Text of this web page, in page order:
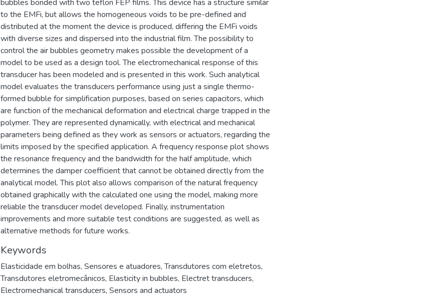
bubbles bonded with two teflon FEP films. This device has a structure similar
to the EMFi, but allows the homogeneous voids to be pre-defined and
distributed at the moment the device is produced, differing the EMFi voids
with diverse sizes and dispersed into the industrial film. The possibility to
control the air bubbles geometry makes possible the development of a
model to be used as a design tool. The electromechanical response of this
transducer has been modeled and is presented in this work. Such analytical
model evaluates the transducers performance using just a single thermo-
formed bubble for simplification purposes, based on series capacitors, which
are function of the mechanical deformation and electrical charge trapped in the
polymer. They are represented dynamically, with electrical and mechanical
parameters being defined as they work as sensors or actuators, regarding the
limits imposed by the specified application. A frequency response plot shows
the resonance frequency and the bandwidth for the half amplitude, which
determines the damper coefficient that cannot be obtained directly from the
analytical model. This plot also allows comparison of the natural frequency
obtained graphically with the calculated one using the model, making more
reliable the transducer model developed. Finally, instrumentation
improvements and more suitable test conditions are suggested, as well as
alternative methods for future works.
Keywords
Elasticidade em bolhas, Sensores e atuadores,Transdutores com eletretos,
Transdutores eletromecânicos, Elasticity in bubbles, Electret transducers,
Electromechanical transducers, Sensors and actuators